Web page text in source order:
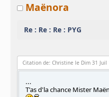
Maënora
Re : Re : Re : PYG
Citation de: Christine le Dim 31 Juil
...
T'as d'la chance Mister